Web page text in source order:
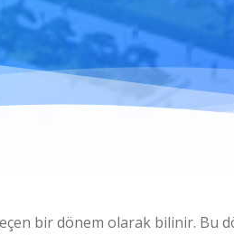
bir dönem olarak bilinir. Bu